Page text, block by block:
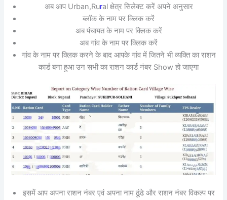
अब आप Urban,Rural क्षेत्र सिलेक्ट करें अपने अनुसार
ब्लॉक के नाम पर क्लिक करें
अब पंचायत के नाम पर क्लिक करें
अब गांव के नाम पर क्लिक करें
गांव के नाम पर क्लिक करने के बाद आपके गांव में जितने भी व्यक्ति का राशन
कार्ड बना हुआ उन सभी का राशन कार्ड नंबर Show हो जाएगा
इसमें आप अपना राशन नंबर एवं अपना नाम ढूंढे और राशन नंबर विकल्प पर